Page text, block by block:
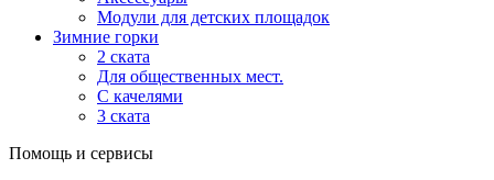
Модули для детских площадок
Зимние горки
2 ската
Для общественных мест.
С качелями
3 ската
Помощь и сервисы